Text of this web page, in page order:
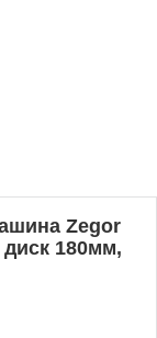
Zegor
диск 180мм,